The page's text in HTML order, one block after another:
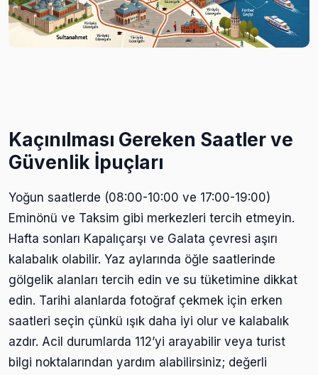
Kaçınılması Gereken Saatler ve
Güvenlik İpuçları
Yoğun saatlerde (08:00-10:00 ve 17:00-19:00)
Eminönü ve Taksim gibi merkezleri tercih etmeyin.
Hafta sonları Kapalıçarşı ve Galata çevresi aşırı
kalabalık olabilir. Yaz aylarında öğle saatlerinde
gölgelik alanları tercih edin ve su tüketimine dikkat
edin. Tarihi alanlarda fotoğraf çekmek için erken
saatleri seçin çünkü ışık daha iyi olur ve kalabalık
azdır. Acil durumlarda 112’yi arayabilir veya turist
bilgi noktalarından yardım alabilirsiniz; değerli